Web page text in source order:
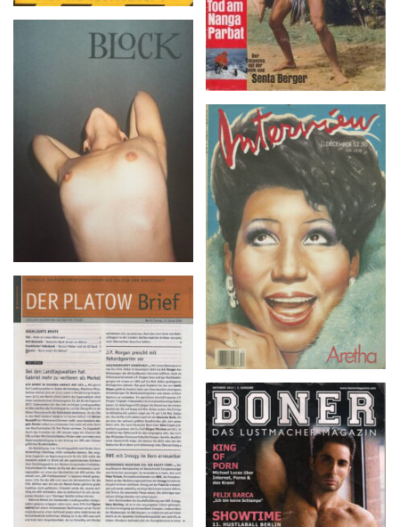
Interview – December
1986
DER PLATOW Brief –
Nr. 5 | Freitag, 15. Januar
2016
BONER – OKTOBER
2013 | 3. AUSGABE